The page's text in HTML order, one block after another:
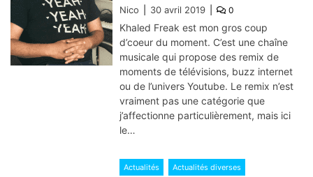
Nico 30 avril 2019 0
Khaled Freak est mon gros coup
d’coeur du moment. C’est une chaîne
musicale qui propose des remix de
moments de télévisions, buzz internet
ou de l’univers Youtube. Le remix n’est
vraiment pas une catégorie que
j’affectionne particulièrement, mais ici
le…
Actualités Actualités diverses